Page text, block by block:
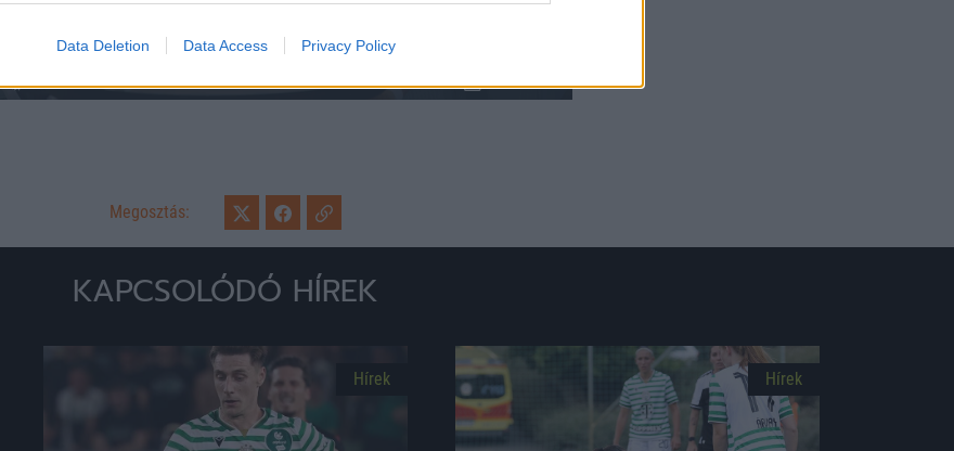
Data Deletion Data Access Privacy Policy
Unmute Loaded:
0%
Megosztás:
KAPCSOLÓDÓ HÍREK
Hírek Hírek